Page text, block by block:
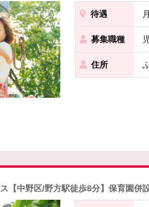
待遇
募集職種
住所
【中野区/野方駅徒歩8分】保育園